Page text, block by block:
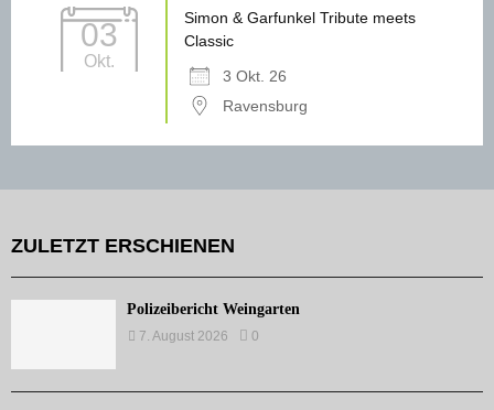
03
Okt.
Simon & Garfunkel Tribute meets
Classic
3 Okt. 26
Ravensburg
ZULETZT ERSCHIENEN
Polizeibericht Weingarten
7. August 2026 0